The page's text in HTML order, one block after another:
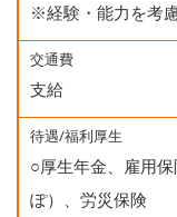
※経験・能力を考
交通費
支給
待遇/福利厚生
○厚生年金、雇用
ぽ）、労災保険